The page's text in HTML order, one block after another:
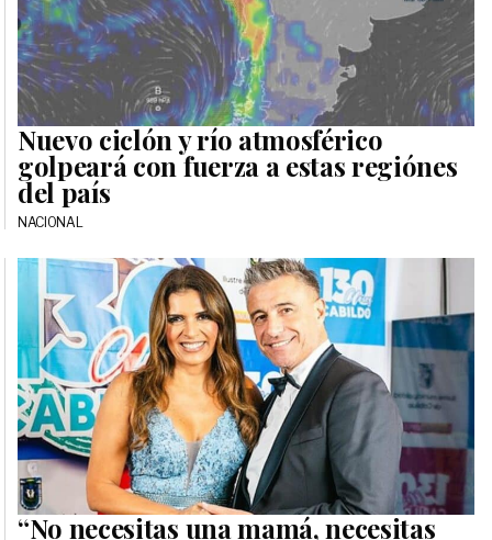
Nuevo ciclón y río atmosférico
golpeará con fuerza a estas regiónes
del país
NACIONAL
“No necesitas una mamá, necesitas